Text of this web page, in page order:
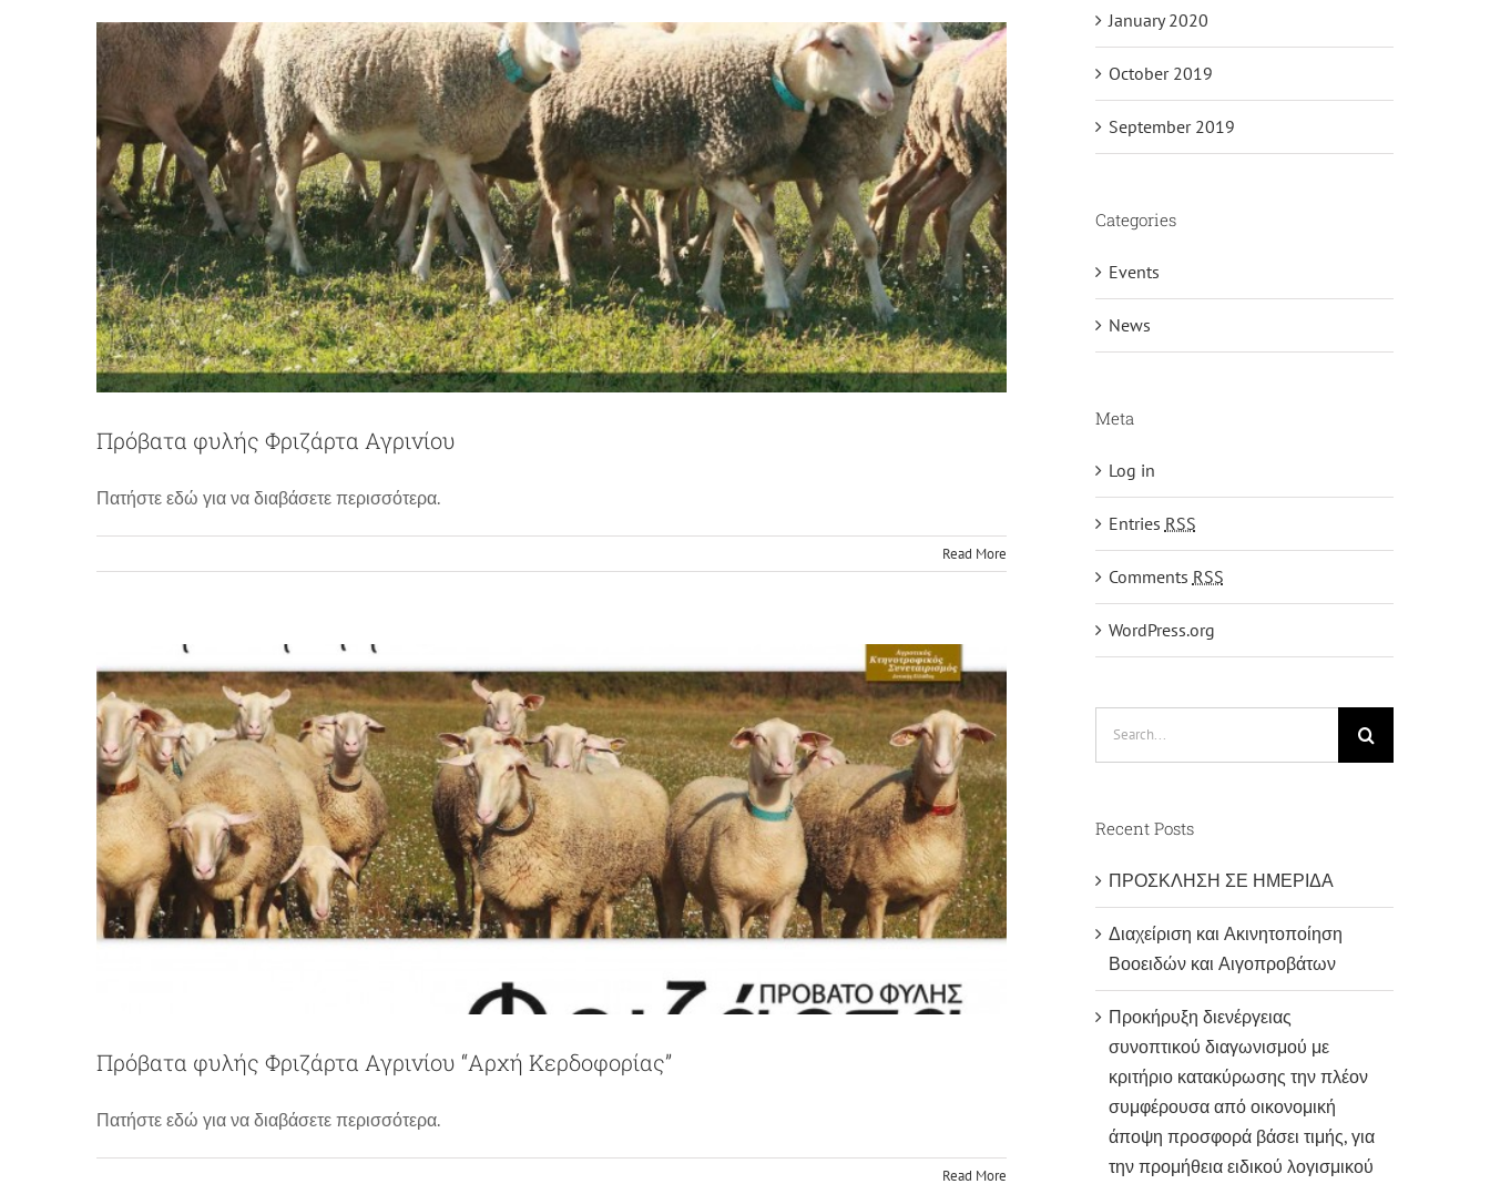
Πρόβατα φυλής Φριζάρτα Αγρινίου
Πατήστε εδώ για να διαβάσετε περισσότερα.
Read More
Πρόβατα φυλής Φριζάρτα Αγρινίου “Αρχή Κερδοφορίας”
Πατήστε εδώ για να διαβάσετε περισσότερα.
Read More
January 2020
October 2019
September 2019
Categories
Events
News
Meta
Log in
Entries RSS
Comments RSS
WordPress.org
Recent Posts
ΠΡΟΣΚΛΗΣΗ ΣΕ ΗΜΕΡΙΔΑ
Διαχείριση και Ακινητοποίηση
Βοοειδών και Αιγοπροβάτων
Προκήρυξη διενέργειας
συνοπτικού διαγωνισμού με
κριτήριο κατακύρωσης την πλέον
συμφέρουσα από οικονομική
άποψη προσφορά βάσει τιμής, για
την προμήθεια ειδικού λογισμικού